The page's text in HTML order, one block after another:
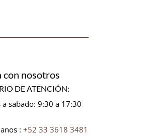
con nosotros
DE ATENCIÓN:
a sabado: 9:30 a 17:30
: +52 33 3618 3481